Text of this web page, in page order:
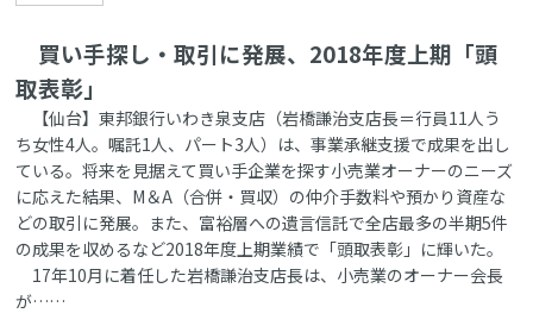
買い手探し・取引に発展、2018年度上期「頭
取表彰」
【仙台】東邦銀行いわき泉支店（岩橋謙治支店長＝行員11人う
ち女性4人。嘱託1人、パート3人）は、事業承継支援で成果を出し
ている。将来を見据えて買い手企業を探す小売業オーナーのニーズ
に応えた結果、M＆A（合併・買収）の仲介手数料や預かり資産な
どの取引に発展。また、富裕層への遺言信託で全店最多の半期5件
の成果を収めるなど2018年度上期業績で「頭取表彰」に輝いた。
17年10月に着任した岩橋謙治支店長は、小売業のオーナー会長
が……